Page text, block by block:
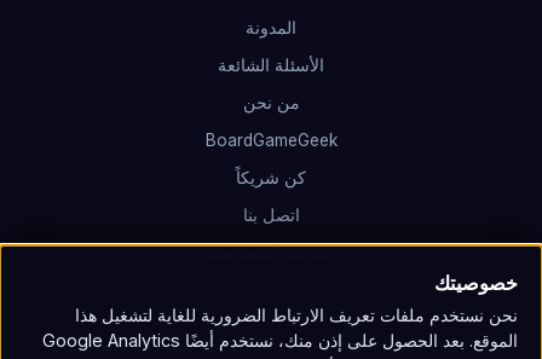
المدونة
الأسئلة الشائعة
من نحن
BoardGameGeek
كن شريكاً
اتصل بنا
سياسة الخصوصية
© 2026 Neutronium: Parallel Wars. لعبة تطورت على مدى 25
خصوصيتك
نحن نستخدم ملفات تعريف الارتباط الضرورية للغاية لتشغيل هذا
الموقع. بعد الحصول على إذن منك، نستخدم أيضًا Google Analytics